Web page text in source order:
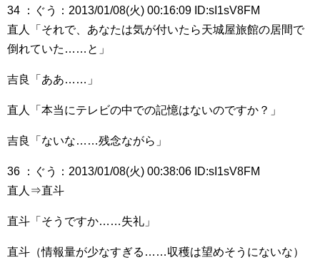
34 ：ぐう：2013/01/08(火) 00:16:09 ID:sI1sV8FM
直人「それで、あなたは気が付いたら天城屋旅館の居間で
倒れていた……と」
吉良「ああ……」
直人「本当にテレビの中での記憶はないのですか？」
吉良「ないな……残念ながら」
36 ：ぐう：2013/01/08(火) 00:38:06 ID:sI1sV8FM
直人⇒直斗
直斗「そうですか……失礼」
直斗（情報量が少なすぎる……収穫は望めそうにないな）